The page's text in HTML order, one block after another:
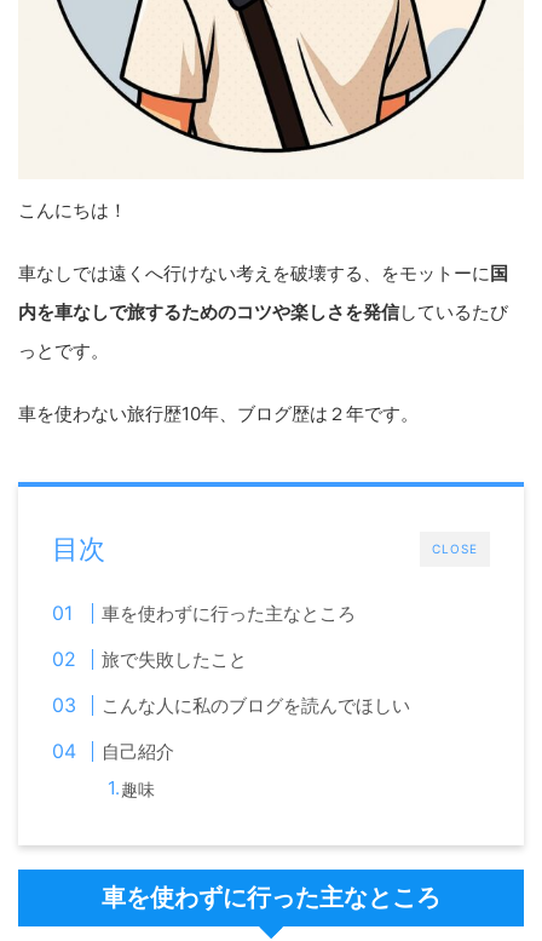
こんにちは！
車なしでは遠くへ行けない考えを破壊する、をモットーに国
内を車なしで旅するためのコツや楽しさを発信しているたび
っとです。
車を使わない旅行歴10年、ブログ歴は２年です。
CLOSE
目次
車を使わずに行った主なところ
旅で失敗したこと
こんな人に私のブログを読んでほしい
自己紹介
趣味
車を使わずに行った主なところ